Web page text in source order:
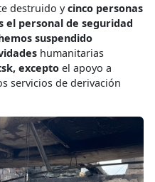
destruido ycinco personas
personal de seguridad
suspendido
humanitarias
excepto el apoyo a
servicios de derivación